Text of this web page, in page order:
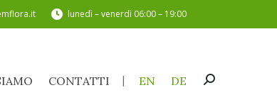
lunedì – venerdì 06:00 – 19:00
CONTATTI EN DE Cerca:
SIAMO CONTATTI EN DE